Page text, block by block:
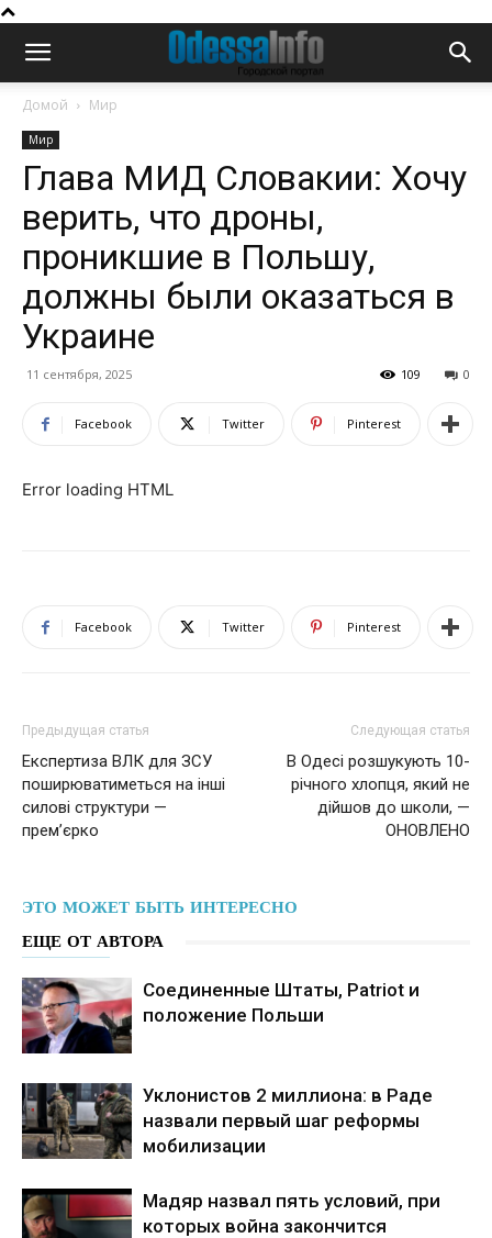
Домой Мир
Мир
Глава МИД Словакии: Хочу
верить, что дроны,
проникшие в Польшу,
должны были оказаться в
Украине
11 сентября, 2025 0
109
Facebook Twitter Pinterest
Error loading HTML
Facebook Twitter Pinterest
Предыдущая статья
Експертиза ВЛК для ЗСУ
поширюватиметься на інші
силові структури —
прем’єрко
Следующая статья
В Одесі розшукують 10-
річного хлопця, який не
дійшов до школи, —
ОНОВЛЕНО
ЭТО МОЖЕТ БЫТЬ ИНТЕРЕСНО
ЕЩЕ ОТ АВТОРА
Соединенные Штаты, Patriot и
положение Польши
Уклонистов 2 миллиона: в Раде
назвали первый шаг реформы
мобилизации
Мадяр назвал пять условий, при
которых война закончится